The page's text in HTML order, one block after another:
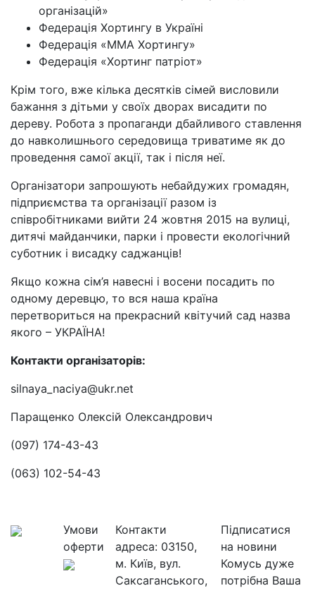
організацій»
Федерація Хортингу в Україні
Федерація «ММА Хортингу»
Федерація «Хортинг патріот»
Крім того, вже кілька десятків сімей висловили
бажання з дітьми у своїх дворах висадити по
дереву. Робота з пропаганди дбайливого ставлення
до навколишнього середовища триватиме як до
проведення самої акції, так і після неї.
Організатори запрошують небайдужих громадян,
підприємства та організації разом із
співробітниками вийти 24 жовтня 2015 на вулиці,
дитячі майданчики, парки і провести екологічний
суботник і висадку саджанців!
Якщо кожна сім’я навесні і восени посадить по
одному деревцю, то вся наша країна
перетвориться на прекрасний квітучий сад назва
якого – УКРАЇНА!
Контакти організаторів:
silnaya_naciya@ukr.net
Паращенко Олексій Олександрович
(097) 174-43-43
(063) 102-54-43
Умови
оферти
Контакти
адреса: 03150,
м. Київ, вул.
Саксаганського,
Підписатися
на новини
Комусь дуже
потрібна Ваша